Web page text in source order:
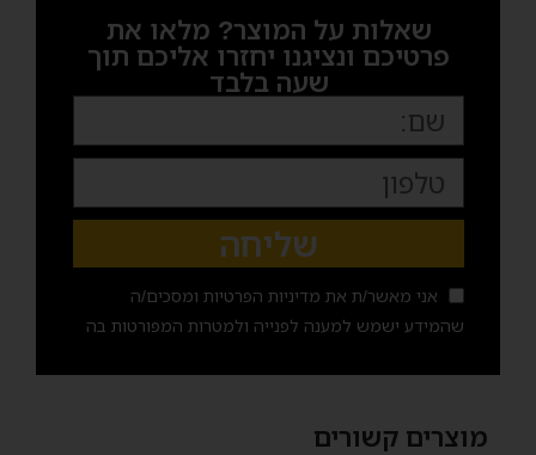
שאלות על המוצר? מלאו את
פרטיכם ונציגנו יחזרו אליכם תוך
שעה בלבד
אני מאשר/ת את מדיניות הפרטיות ומסכים/ה
שהמידע ישמש למענה לפנייה ולמטרות המפורטות בה
שליחה
מוצרים קשורים